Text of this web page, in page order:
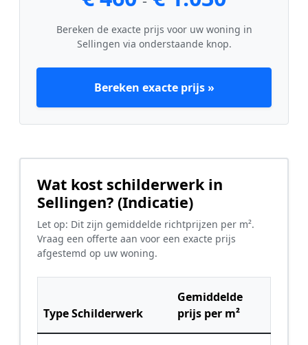
Bereken de exacte prijs voor uw woning in
Sellingen via onderstaande knop.
Bereken exacte prijs »
Wat kost schilderwerk in
Sellingen? (Indicatie)
Let op: Dit zijn gemiddelde richtprijzen per m².
Vraag een offerte aan voor een exacte prijs
afgestemd op uw woning.
Type Schilderwerk
Gemiddelde
prijs per m²